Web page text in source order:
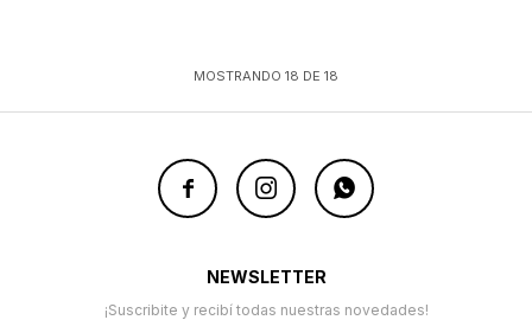
MOSTRANDO 18 DE 18
  
NEWSLETTER
¡Suscribite y recibí todas nuestras novedades!